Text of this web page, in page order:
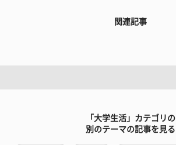
関連記事
「大学生活」カテゴリの
別のテーマの記事を見る